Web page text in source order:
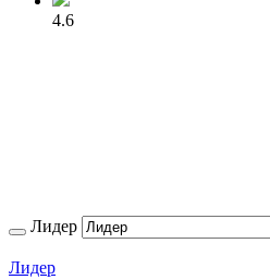
4.6
Лидер
Лидер